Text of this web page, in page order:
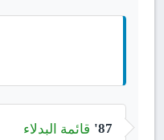
87' قائمة البدلاء